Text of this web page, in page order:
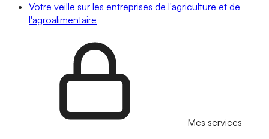
Votre veille sur les entreprises de l'agriculture et de
l'agroalimentaire
Mes services